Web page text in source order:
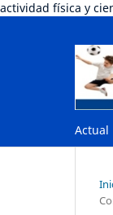
actividad física y
Actual